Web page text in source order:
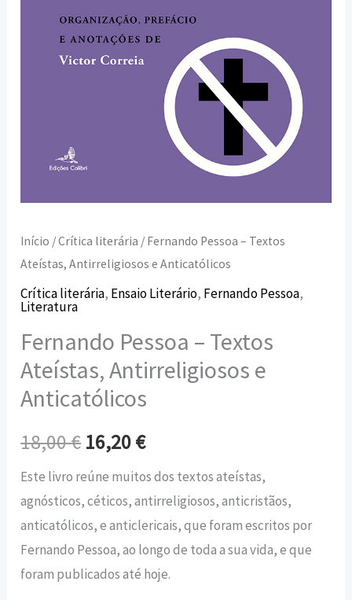
Início /Crítica literária / Fernando Pessoa – Textos
Ateístas, Antirreligiosos e Anticatólicos
Crítica literária, Ensaio Literário, Fernando Pessoa,
Literatura
Fernando Pessoa – Textos
Ateístas, Antirreligiosos e
Anticatólicos
18,00€ 16,20€
Este livro reúne muitos dos textos ateístas,
agnósticos, céticos, antirreligiosos, anticristãos,
anticatólicos, e anticlericais, que foram escritos por
Fernando Pessoa, ao longo de toda a sua vida, e que
foram publicados até hoje.